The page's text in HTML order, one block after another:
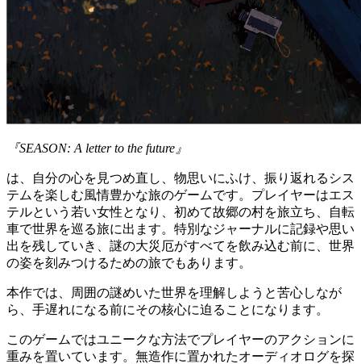
『SEASON: A letter to the future』
は、自分の心を見つめ直し、物思いにふけ、振り返れるシス
テムを楽しむ風情豊かな旅のゲームです。プレイヤーはエス
テルという若い女性となり、初めて故郷の村を旅立ち、自転
車で世界を巡る旅に出ます。特別なジャーナルに記録や思い
出を残していき、謎の大災厄がすべてを飲み込む前に、世界
の姿を刻みつけるための旅でもあります。
本作では、周囲の謎めいた世界を理解しようと苦心しなが
ら、手遅れになる前にその核心に迫ることになります。
このゲームではユニークな方法でプレイヤーのアクションに
重みを置いています。無造作に置かれたオーディオログを探